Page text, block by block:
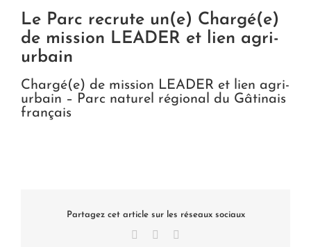
Le Parc recrute un(e) Chargé(e)
de mission LEADER et lien agri-
urbain
Chargé(e) de mission LEADER et lien agri-
urbain – Parc naturel régional du Gâtinais
français
Partagez cet article sur les réseaux sociaux
Facebook